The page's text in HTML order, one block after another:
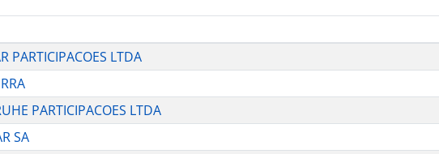
PARTICIPACOES LTDA
PARTICIPACOES LTDA
SA